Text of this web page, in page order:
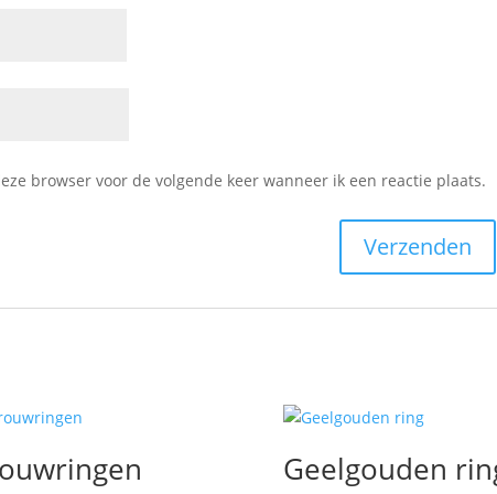
browser voor de volgende keer wanneer ik een reactie plaats.
Geelgouden